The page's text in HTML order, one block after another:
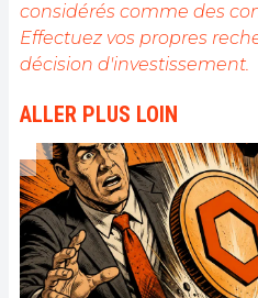
considérés comme des
Effectuez vos propres
décision d'investissement.
ALLER PLUS LOIN